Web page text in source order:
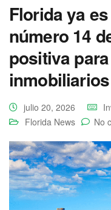
Florida ya
número 14
positiva
inmobiliarios
julio 20, 2026
Florida News
No